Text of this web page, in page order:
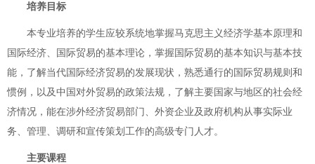
培养目标
本专业培养的学生应较系统地掌握马克思主义经济学基本原理和
国际经济、国际贸易的基本理论，掌握国际贸易的基本知识与基本技
能，了解当代国际经济贸易的发展现状，熟悉通行的国际贸易规则和
惯例，以及中国对外贸易的政策法规，了解主要国家与地区的社会经
济情况，能在涉外经济贸易部门、外资企业及政府机构从事实际业
务、管理、调研和宣传策划工作的高级专门人才。
主要课程